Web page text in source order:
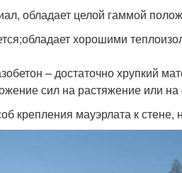
обладает целой гаммой
хорошими
– достаточно хрупкий
сил на растяжение или
крепления мауэрлата к стене,